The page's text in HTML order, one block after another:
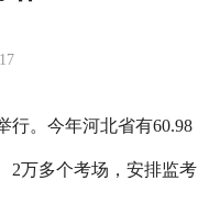
。今年河北省有60.98
2万多个考场，安排监考